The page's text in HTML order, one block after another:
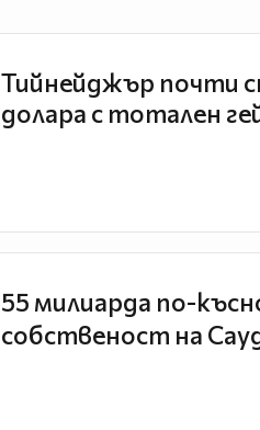
Тийнейджър почти
долара с тотален
55 милиарда по-
собственост на